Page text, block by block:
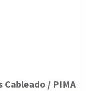
Cableado / PIMA